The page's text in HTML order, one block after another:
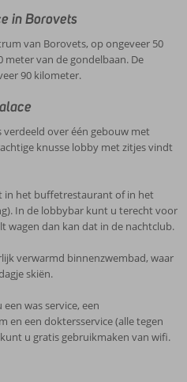
in Borovets
van Borovets, op ongeveer 50
meter van de gondelbaan. De
90 kilometer.
verdeeld over één gebouw met
knusse lobby met zitjes vindt
in het buffetrestaurant of in het
In de lobbybar kunt u terecht voor
wagen dan kan dat in de nachtclub.
verwarmd binnenzwembad, waar
skiën.
was service, een
en een doktersservice (alle tegen
u gratis gebruikmaken van wifi.